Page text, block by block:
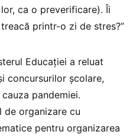
ca o preverificare). Îi
printr-o zi de stres?”
Educației a reluat
concursurilor școlare,
pandemiei.
organizare cu
pentru organizarea